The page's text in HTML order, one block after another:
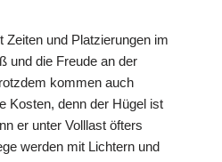
Zeiten und Platzierungen im
und die Freude an der
kommen auch
Kosten, denn der Hügel ist
er unter Volllast öfters
werden mit Lichtern und